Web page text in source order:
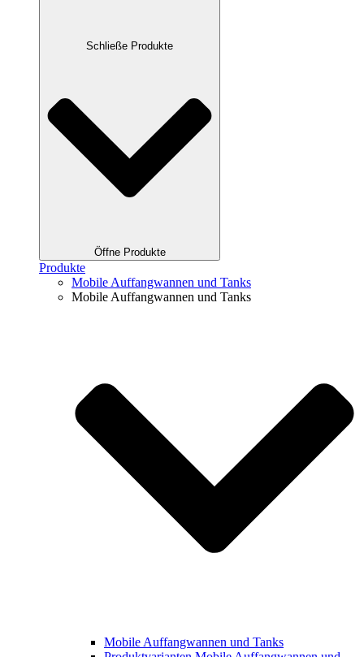
Schließe Produkte
Öffne Produkte
Produkte
Mobile Auffang­wannen und Tanks
Mobile Auffang­wannen und Tanks
Mobile Auffang­wannen und Tanks